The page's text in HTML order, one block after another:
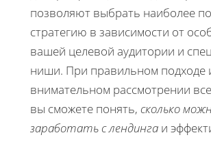
позволяют выбрать наиболее
стратегию в зависимости от
вашей целевой аудитории и
ниши. При правильном подходе
внимательном рассмотрении
вы сможете понять, сколько
заработать с лендинга и